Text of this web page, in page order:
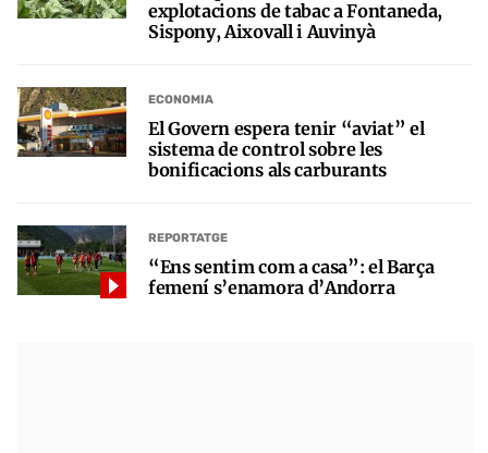
explotacions de tabac a Fontaneda,
Sispony, Aixovall i Auvinyà
ECONOMIA
El Govern espera tenir “aviat” el
sistema de control sobre les
bonificacions als carburants
REPORTATGE
“Ens sentim com a casa”: el Barça
femení s’enamora d’Andorra